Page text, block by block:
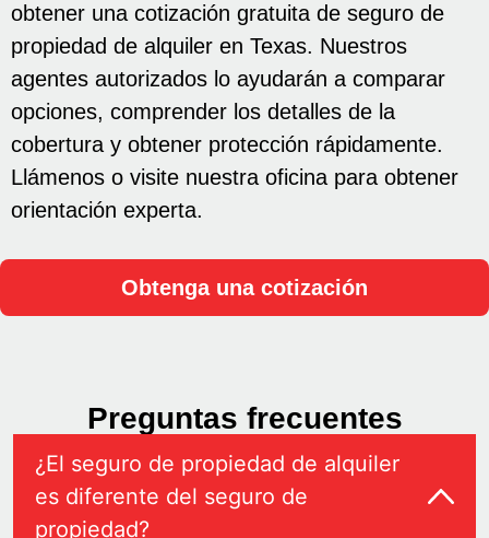
obtener una cotización gratuita de seguro de
propiedad de alquiler en Texas. Nuestros
agentes autorizados lo ayudarán a comparar
opciones, comprender los detalles de la
cobertura y obtener protección rápidamente.
Llámenos o visite nuestra oficina para obtener
orientación experta.
Obtenga una cotización
Preguntas frecuentes
¿El seguro de propiedad de alquiler
es diferente del seguro de
propiedad?